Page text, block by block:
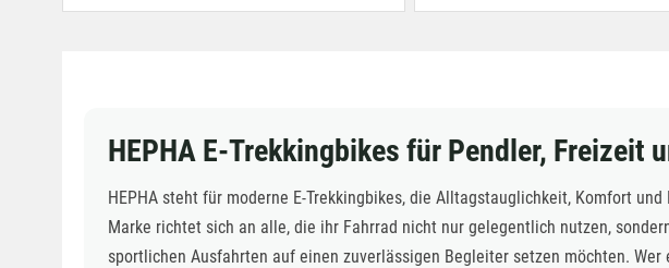
HEPHA E-Trekkingbikes für Pendler, Freizeit
HEPHA steht für moderne E-Trekkingbikes, die Alltagstauglichkeit, Komfort
Marke richtet sich an alle, die ihr Fahrrad nicht nur gelegentlich nutzen,
sportlichen Ausfahrten auf einen zuverlässigen Begleiter setzen möchten.